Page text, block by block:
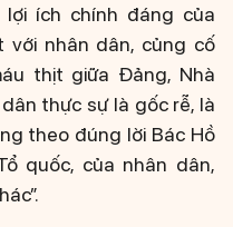
ích chính đáng của
với nhân dân, củng cố
thịt giữa Đảng, Nhà
thực sự là gốc rễ, là
theo đúng lời Bác Hồ
quốc, của nhân dân,